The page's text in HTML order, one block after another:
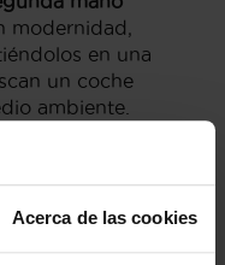
Acerca de las cookies
modernidad,
en una
un coche
ambiente.
con la
eligiendo entre